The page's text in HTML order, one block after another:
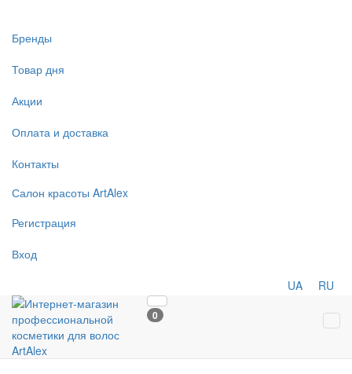
Бренды
Товар дня
Акции
Оплата и доставка
Контакты
Салон красоты ArtAlex
Регистрация
Вход
UA RU
0